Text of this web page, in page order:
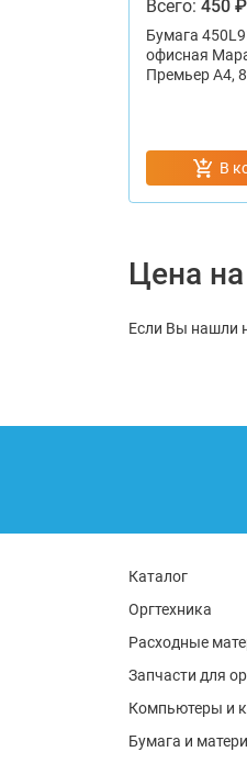
Всего: 450 ₽
Бумага
офисная
Премьер А4,
В
Цена
Если Вы нашли
Каталог
Оргтехника
Расходные
Запчасти для
Компьютеры и
Бумага и